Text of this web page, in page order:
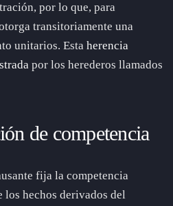
por lo que, para
transitoriamente una
unitarios. Esta herencia
por los herederos llamados
de competencia
fija la competencia
hechos derivados del